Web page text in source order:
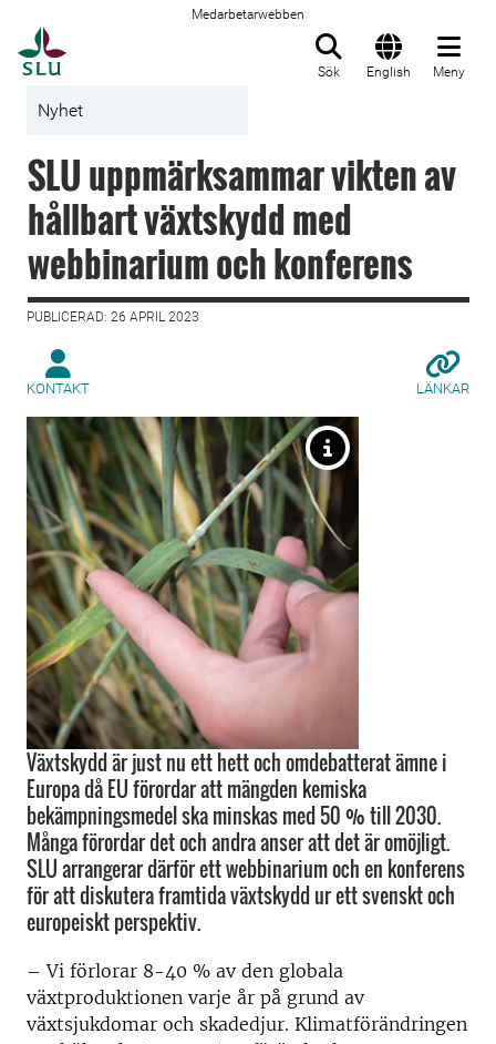
Medarbetarwebben
Sök English Meny
Nyhet
SLU uppmärksammar vikten av
hållbart växtskydd med
webbinarium och konferens
PUBLICERAD: 26 APRIL 2023
KONTAKT LÄNKAR
Växtskydd är just nu ett hett och omdebatterat ämne i
Europa då EU förordar att mängden kemiska
bekämpningsmedel ska minskas med 50 % till 2030.
Många förordar det och andra anser att det är omöjligt.
SLU arrangerar därför ett webbinarium och en konferens
för att diskutera framtida växtskydd ur ett svenskt och
europeiskt perspektiv.
– Vi förlorar 8-40 % av den globala
växtproduktionen varje år på grund av
växtsjukdomar och skadedjur. Klimatförändringen